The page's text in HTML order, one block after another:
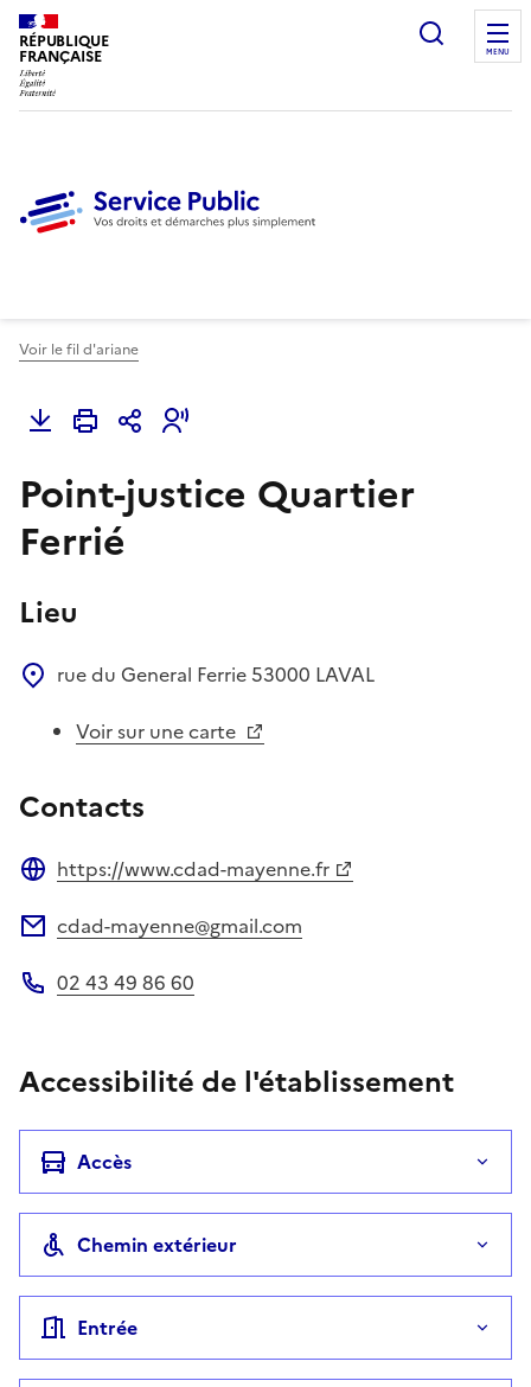
RÉPUBLIQUE
FRANÇAISE
Ouvrir
MENU
Voir le fil d'ariane
Point-justice Quartier
Ferrié
Lieu
rue du General Ferrie 53000 LAVAL
Voir sur une carte
Contacts
https://www.cdad-mayenne.fr
cdad-mayenne@gmail.com
02 43 49 86 60
Accessibilité de l'établissement
Accès
Chemin extérieur
Entrée